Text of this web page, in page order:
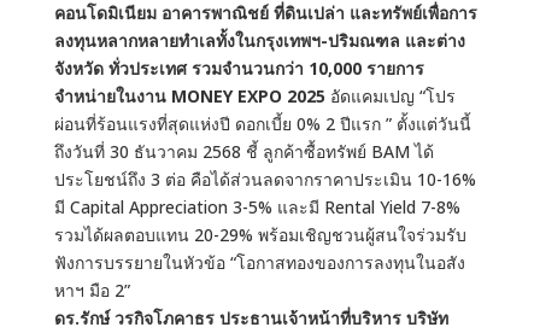
คอนโดมิเนียม อาคารพาณิชย์ ที่ดินเปล่า และทรัพย์เพื่อการ
ลงทุนหลากหลายทำเลทั้งในกรุงเทพฯ-ปริมณฑล และต่าง
จังหวัด ทั่วประเทศ รวมจำนวนกว่า 10,000 รายการ
จำหน่ายในงาน MONEY EXPO 2025 อัดแคมเปญ “โปร
ผ่อนที่ร้อนแรงที่สุดแห่งปี ดอกเบี้ย 0% 2 ปีแรก ” ตั้งแต่วันนี้
ถึงวันที่ 30 ธันวาคม 2568 ชี้ ลูกค้าซื้อทรัพย์ BAM ได้
ประโยชน์ถึง 3 ต่อ คือได้ส่วนลดจากราคาประเมิน 10-16%
มี Capital Appreciation 3-5% และมี Rental Yield 7-8%
รวมได้ผลตอบแทน 20-29% พร้อมเชิญชวนผู้สนใจร่วมรับ
ฟังการบรรยายในหัวข้อ “โอกาสทองของการลงทุนในอสัง
หาฯ มือ 2”
ดร.รักษ์ วรกิจโภคาธร ประธานเจ้าหน้าที่บริหาร บริษัท